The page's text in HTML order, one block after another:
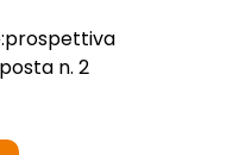
n. 2